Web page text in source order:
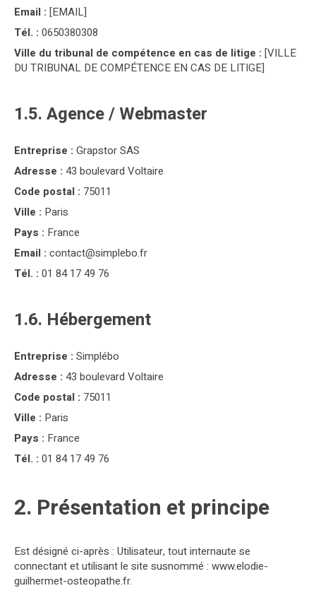
Email : [EMAIL]
Tél. : 0650380308
Ville du tribunal de compétence en cas de litige : [VILLE
DU TRIBUNAL DE COMPÉTENCE EN CAS DE LITIGE]
1.5. Agence / Webmaster
Entreprise : Grapstor SAS
Adresse : 43 boulevard Voltaire
Code postal : 75011
Ville : Paris
Pays : France
Email : contact@simplebo.fr
Tél. : 01 84 17 49 76
1.6. Hébergement
Entreprise : Simplébo
Adresse : 43 boulevard Voltaire
Code postal : 75011
Ville : Paris
Pays : France
Tél. : 01 84 17 49 76
2. Présentation et principe
Est désigné ci-après : Utilisateur, tout internaute se
connectant et utilisant le site susnommé : www.elodie-
guilhermet-osteopathe.fr.